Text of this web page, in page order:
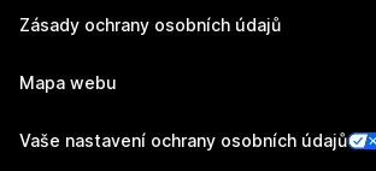
Zásady ochrany osobních údajů
Mapa webu
Vaše nastavení ochrany osobních údajů